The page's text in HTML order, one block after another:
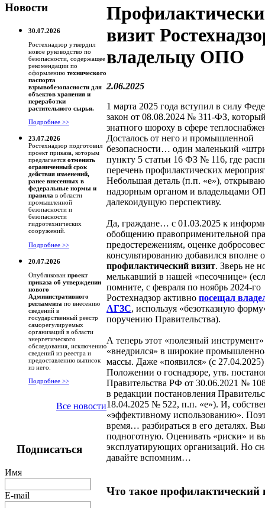
Новости
30.07.2026
Ростехнадзор утвердил
новое руководство по
безопасности, содержащее
рекомендации по
оформлению технического
паспорта
взрывобезопасности для
объектов хранения и
переработки
растительного сырья.
Подробнее >>
23.07.2026
Ростехнадзор подготовил
проект приказа, которым
предлагается отменить
ограниченный срок
действия изменений,
ранее внесенных в
федеральные нормы и
правила в области
промышленной
безопасности и
безопасности
гидротехнических
сооружений.
Подробнее >>
20.07.2026
Опубликован проект
приказа об утверждении
нового
Административного
регламента по внесению
сведений в
государственный реестр
саморегулируемых
организаций в области
энергетического
обследования, исключению
сведений из реестра и
предоставлению выписок
из него.
Подробнее >>
Все новости
Подписаться
Имя
E-mail
визит
владельцу ОПО
2.06.2025
1 марта 2025 года вступил в силу
закон от 08.08.2024 № 311-ФЗ,
знатного шороху в сфере
Досталось от него и промышленной
безопасности… один маленький
пункту 5 статьи 16 ФЗ № 116, где
перечень профилактических
Небольшая деталь (п.п. «е»),
надзорным органом и владельцами
далекоидущую перспективу.
Да, граждане… с 01.03.2025 к
обобщению правоприменительной
предостережениям, оценке
консультированию добавился вполне
профилактический визит. Зверь не
мелькавший в нашей «песочнице»
помните, с февраля по ноябрь 2024-го
Ростехнадзор активно посещал
АГЗС, используя «безотказную
поручению Правительства).
А теперь этот «полезный
«внедрился» в широкие
массы. Даже «появился» (с
Положении о госнадзоре, утв.
Правительства РФ от 30.06.2021 №
в редакции постановления
18.04.2025 № 522, п.п. «е»). И,
«эффективному использованию».
время… разбираться в его деталях.
подноготную. Оценивать «риски» и
эксплуатирующих организаций. Но
давайте вспомним…
Что такое профилактический